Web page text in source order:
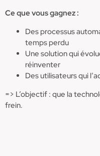
Ce que vous gagnez :
Des processus
temps perdu
Une solution qui
réinventer
Des utilisateurs qui
=> L’objectif : que la
frein.